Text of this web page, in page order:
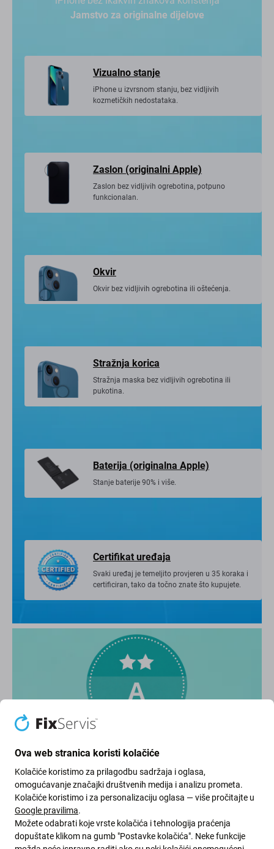
Jamstvo za originalne dijelove
Vizualno stanje
iPhone u izvrsnom stanju, bez vidljivih
kozmetičkih nedostataka.
Zaslon (originalni Apple)
Zaslon bez vidljivih ogrebotina, potpuno
funkcionalan.
Okvir
Okvir bez vidljivih ogrebotina ili oštećenja.
Stražnja korica
Stražnja maska ​​bez vidljivih ogrebotina ili
pukotina.
Baterija (originalna Apple)
Stanje baterije 90% i više.
Certifikat uređaja
Svaki uređaj je temeljito provjeren u 35 koraka i
certificiran, tako da točno znate što kupujete.
Ocjena: Izvrsno (A)
Rabljeni iPhone u vrlo dobrom stanju,
mogu pokazivati ​​manje znakove korištenja.
Ova web stranica koristi kolačiće
Kolačiće koristimo za prilagodbu sadržaja i oglasa,
omogućavanje značajki društvenih medija i analizu prometa.
Kolačiće koristimo i za personalizaciju oglasa — više pročitajte u
Google pravilima.
Možete odabrati koje vrste kolačića i tehnologija praćenja
dopuštate klikom na gumb "Postavke kolačića". Neke funkcije